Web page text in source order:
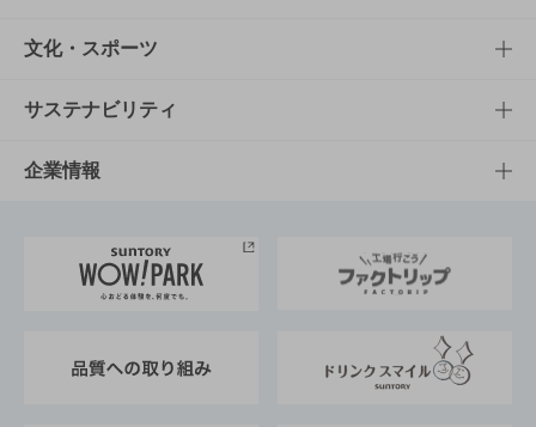
商品一覧
商品発売情報
栄養成分一覧
知る・楽しむTOP
キャンペーン
工場見学
地域情報
文化・スポーツ
文化・スポーツTOP
サントリーホール
サントリーサンバーズ大阪
サステナビリティ
サステナビリティTOP
サントリーが考えるサステナビリティ経営
企業情報
企業概要